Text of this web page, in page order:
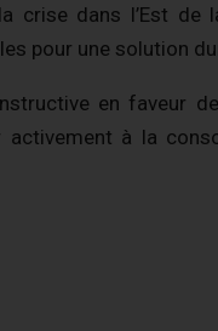
crise dans l’Est de
pour une solution
en faveur
à la